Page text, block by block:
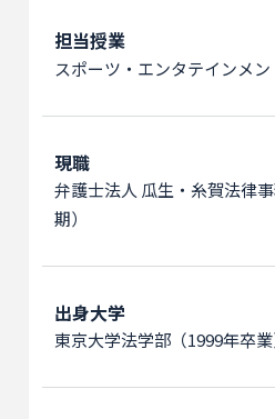
担当授業
スポーツ・エンタテインメ
現職
弁護士法人 瓜生・糸賀法律
期）
出身大学
東京大学法学部（1999年卒業